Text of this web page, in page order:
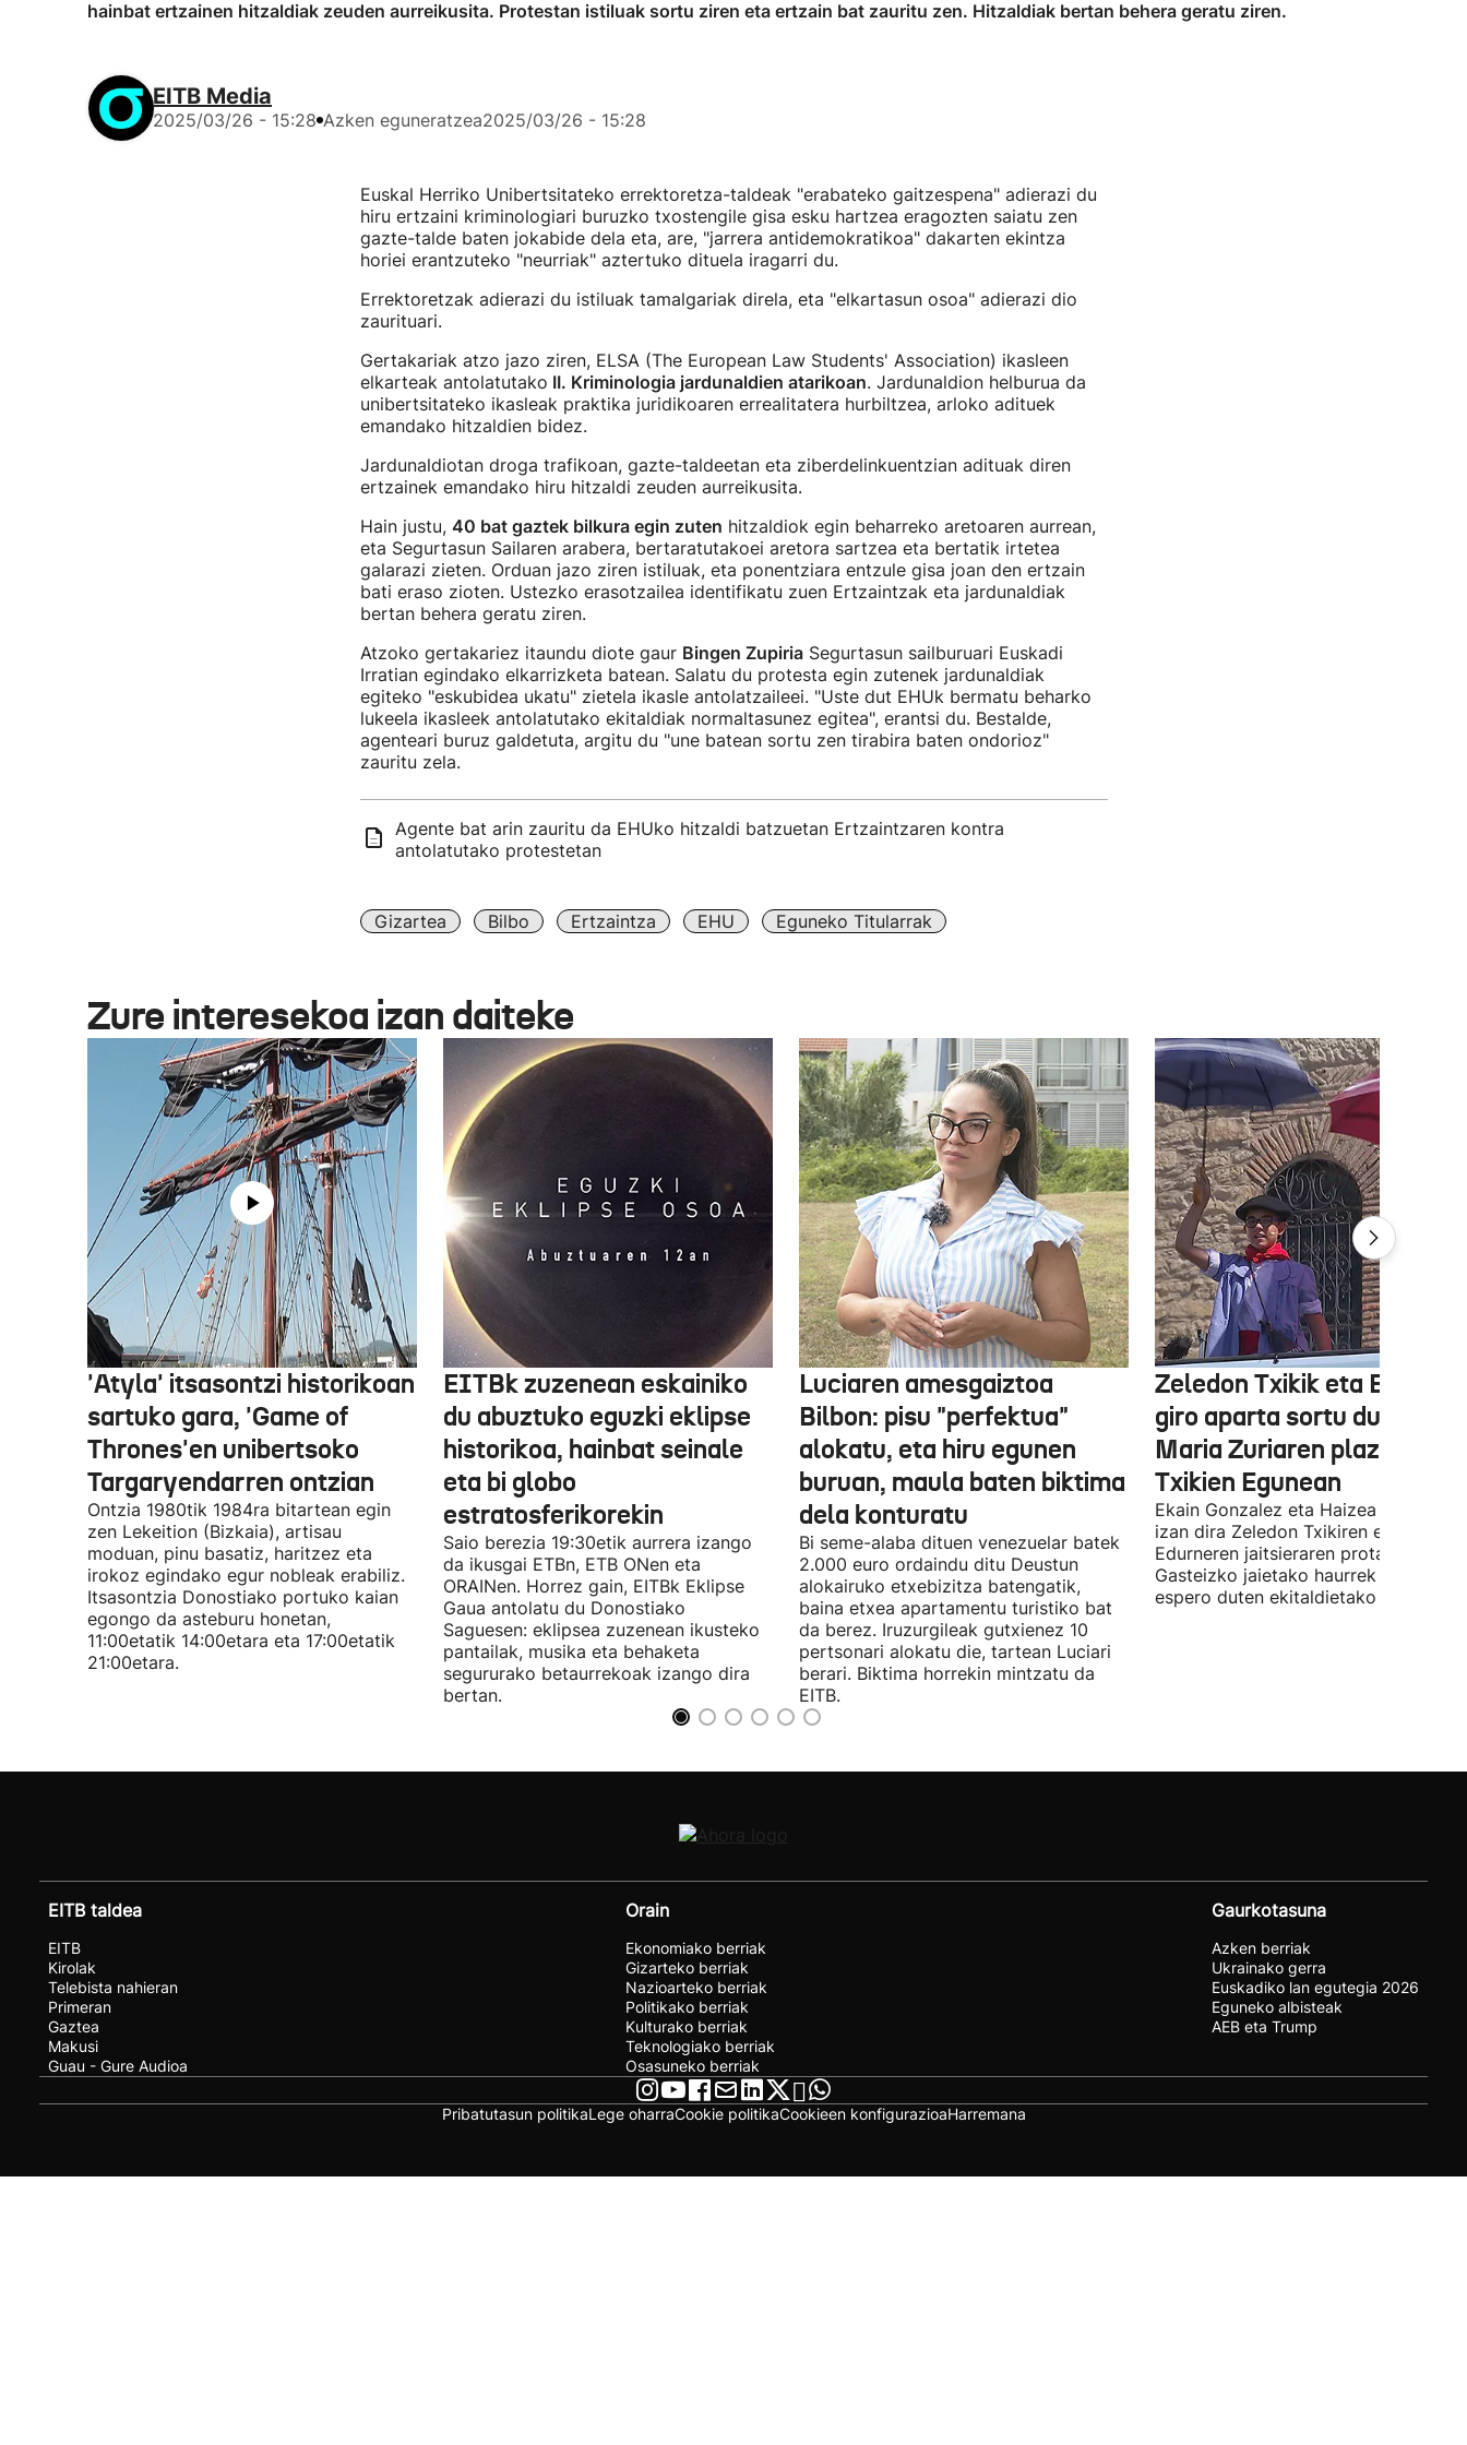
hainbat ertzainen hitzaldiak zeuden aurreikusita. Protestan istiluak sortu ziren eta ertzain bat zauritu zen. Hitzaldiak bertan behera geratu ziren.
EITB Media
2025/03/26 - 15:28 Azken eguneratzea2025/03/26 - 15:28
Euskal Herriko Unibertsitateko errektoretza-taldeak "erabateko gaitzespena" adierazi du
hiru ertzaini kriminologiari buruzko txostengile gisa esku hartzea eragozten saiatu zen
gazte-talde baten jokabide dela eta, are, "jarrera antidemokratikoa" dakarten ekintza
horiei erantzuteko "neurriak" aztertuko dituela iragarri du.
Errektoretzak adierazi du istiluak tamalgariak direla, eta "elkartasun osoa" adierazi dio
zaurituari.
Gertakariak atzo jazo ziren, ELSA (The European Law Students' Association) ikasleen
elkarteak antolatutako II. Kriminologia jardunaldien atarikoan. Jardunaldion helburua da
unibertsitateko ikasleak praktika juridikoaren errealitatera hurbiltzea, arloko adituek
emandako hitzaldien bidez.
Jardunaldiotan droga trafikoan, gazte-taldeetan eta ziberdelinkuentzian adituak diren
ertzainek emandako hiru hitzaldi zeuden aurreikusita.
Hain justu, 40 bat gaztek bilkura egin zuten hitzaldiok egin beharreko aretoaren aurrean,
eta Segurtasun Sailaren arabera, bertaratutakoei aretora sartzea eta bertatik irtetea
galarazi zieten. Orduan jazo ziren istiluak, eta ponentziara entzule gisa joan den ertzain
bati eraso zioten. Ustezko erasotzailea identifikatu zuen Ertzaintzak eta jardunaldiak
bertan behera geratu ziren.
Atzoko gertakariez itaundu diote gaur Bingen ZupiriaSegurtasun sailburuari Euskadi
Irratian egindako elkarrizketa batean. Salatu du protesta egin zutenek jardunaldiak
egiteko "eskubidea ukatu" zietela ikasle antolatzaileei. "Uste dut EHUk bermatu beharko
lukeela ikasleek antolatutako ekitaldiak normaltasunez egitea", erantsi du. Bestalde,
agenteari buruz galdetuta, argitu du "une batean sortu zen tirabira baten ondorioz"
zauritu zela.
Agente bat arin zauritu da EHUko hitzaldi batzuetan Ertzaintzaren kontra
antolatutako protestetan
Gizartea Bilbo Ertzaintza EHU Eguneko Titularrak
Zure interesekoa izan daiteke
'Atyla' itsasontzi historikoan
sartuko gara, 'Game of
Thrones'en unibertsoko
Targaryendarren ontzian
Ontzia 1980tik 1984ra bitartean egin
zen Lekeition (Bizkaia), artisau
moduan, pinu basatiz, haritzez eta
irokoz egindako egur nobleak erabiliz.
Itsasontzia Donostiako portuko kaian
egongo da asteburu honetan,
11:00etatik 14:00etara eta 17:00etatik
21:00etara.
EITBk zuzenean eskainiko
du abuztuko eguzki eklipse
historikoa, hainbat seinale
eta bi globo
estratosferikorekin
Saio berezia 19:30etik aurrera izango
da ikusgai ETBn, ETB ONen eta
ORAINen. Horrez gain, EITBk Eklipse
Gaua antolatu du Donostiako
Saguesen: eklipsea zuzenean ikusteko
pantailak, musika eta behaketa
segururako betaurrekoak izango dira
bertan.
Luciaren amesgaiztoa
Bilbon: pisu "perfektua"
alokatu, eta hiru egunen
buruan, maula baten biktima
dela konturatu
Bi seme-alaba dituen venezuelar batek
2.000 euro ordaindu ditu Deustun
alokairuko etxebizitza batengatik,
baina etxea apartamentu turistiko bat
da berez. Iruzurgileak gutxienez 10
pertsonari alokatu die, tartean Luciari
berari. Biktima horrekin mintzatu da
EITB.
Zeledon Txikik eta Edurnek
giro aparta sortu dute
Maria Zuriaren plazan,
Txikien Egunean
Ekain Gonzalez eta Haizea Lauzurica
izan dira Zeledon Txikiren eta
Edurneren jaitsieraren protagonistak,
Gasteizko jaietako haurrek gehien
espero duten ekitaldietako batean.
EITB taldea
EITB
Kirolak
Telebista nahieran
Primeran
Gaztea
Makusi
Guau - Gure Audioa
Orain
Ekonomiako berriak
Gizarteko berriak
Nazioarteko berriak
Politikako berriak
Kulturako berriak
Teknologiako berriak
Osasuneko berriak
Gaurkotasuna
Azken berriak
Ukrainako gerra
Euskadiko lan egutegia 2026
Eguneko albisteak
AEB eta Trump
Pribatutasun politikaLege oharraCookie politikaCookieen konfigurazioaHarremana